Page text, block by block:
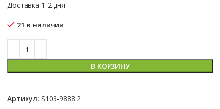
Доставка 1-2 дня
21 в наличии
В КОРЗИНУ
Артикул: S103-9888.2